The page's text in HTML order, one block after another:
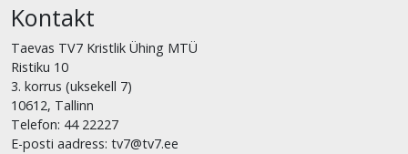
Kontakt
Taevas TV7 Kristlik Ühing MTÜ
Ristiku 10
3. korrus (uksekell 7)
10612, Tallinn
Telefon: 44 22227
E-posti aadress: tv7@tv7.ee